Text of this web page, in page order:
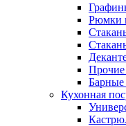
Рюмки
Барные
Кухонная